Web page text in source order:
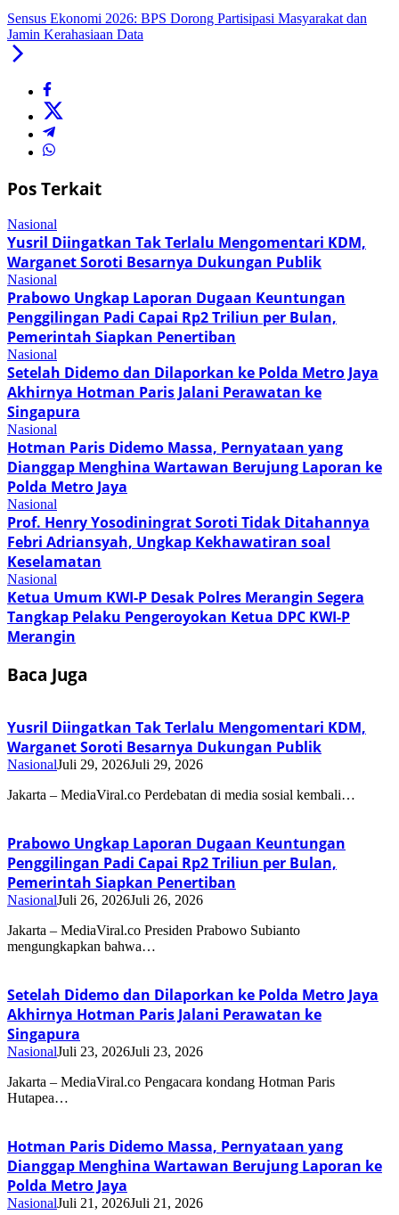
Sensus Ekonomi 2026: BPS Dorong Partisipasi Masyarakat dan
Jamin Kerahasiaan Data
Pos Terkait
Nasional
Yusril Diingatkan Tak Terlalu Mengomentari KDM,
Warganet Soroti Besarnya Dukungan Publik
Nasional
Prabowo Ungkap Laporan Dugaan Keuntungan
Penggilingan Padi Capai Rp2 Triliun per Bulan,
Pemerintah Siapkan Penertiban
Nasional
Setelah Didemo dan Dilaporkan ke Polda Metro Jaya
Akhirnya Hotman Paris Jalani Perawatan ke
Singapura
Nasional
Hotman Paris Didemo Massa, Pernyataan yang
Dianggap Menghina Wartawan Berujung Laporan ke
Polda Metro Jaya
Nasional
Prof. Henry Yosodiningrat Soroti Tidak Ditahannya
Febri Adriansyah, Ungkap Kekhawatiran soal
Keselamatan
Nasional
Ketua Umum KWI-P Desak Polres Merangin Segera
Tangkap Pelaku Pengeroyokan Ketua DPC KWI-P
Merangin
Baca Juga
Yusril Diingatkan Tak Terlalu Mengomentari KDM,
Warganet Soroti Besarnya Dukungan Publik
NasionalJuli 29, 2026Juli 29, 2026
Jakarta – MediaViral.co Perdebatan di media sosial kembali…
Prabowo Ungkap Laporan Dugaan Keuntungan
Penggilingan Padi Capai Rp2 Triliun per Bulan,
Pemerintah Siapkan Penertiban
NasionalJuli 26, 2026Juli 26, 2026
Jakarta – MediaViral.co Presiden Prabowo Subianto
mengungkapkan bahwa…
Setelah Didemo dan Dilaporkan ke Polda Metro Jaya
Akhirnya Hotman Paris Jalani Perawatan ke
Singapura
NasionalJuli 23, 2026Juli 23, 2026
Jakarta – MediaViral.co Pengacara kondang Hotman Paris
Hutapea…
Hotman Paris Didemo Massa, Pernyataan yang
Dianggap Menghina Wartawan Berujung Laporan ke
Polda Metro Jaya
NasionalJuli 21, 2026Juli 21, 2026